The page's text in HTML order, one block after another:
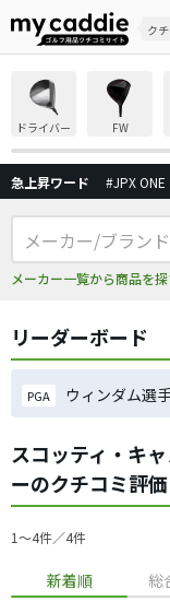
ク
ドライバー FW
急上昇ワード #JPX ONE
メーカー一覧から商品を
リーダーボード
PGA ウィンダム選
スコッティ・キ
ーのクチコミ評価
1〜4件／4件
新着順 総